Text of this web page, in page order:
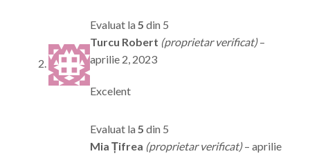
Evaluat la 5 din 5
Turcu Robert (proprietar verificat) –
aprilie 2, 2023
Excelent
Evaluat la 5 din 5
Mia Țifrea (proprietar verificat) – aprilie